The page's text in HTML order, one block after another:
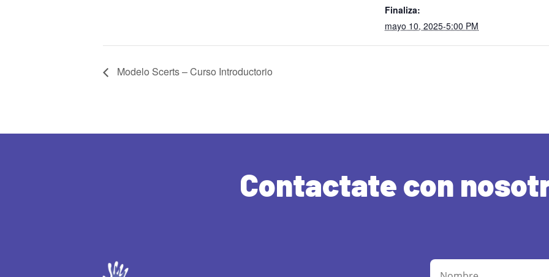
Finaliza:
mayo 10, 2025-5:00 PM
Modelo Scerts – Curso Introductorio
Contactate con